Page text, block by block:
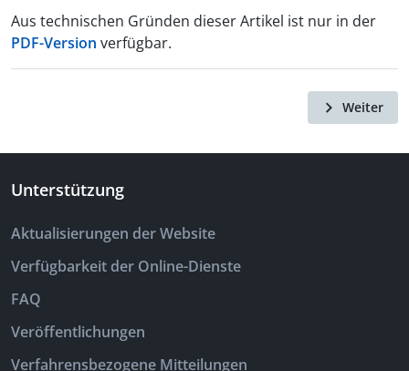
Aus technischen Gründen dieser Artikel ist nur in der
PDF-Version verfügbar.
Weiter
Unterstützung
Aktualisierungen der Website
Verfügbarkeit der Online-Dienste
FAQ
Veröffentlichungen
Verfahrensbezogene Mitteilungen